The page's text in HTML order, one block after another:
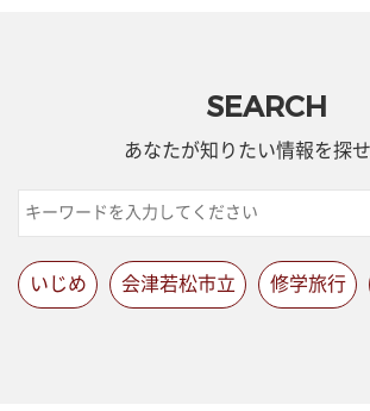
SEARCH
あなたが知りたい情報を探
いじめ 会津若松市立 修学旅行